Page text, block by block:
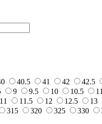
40.5 41 42 42.5
9 9.5 10 10.5 11
11 11.5 12 12.5 13
315 320 325 330